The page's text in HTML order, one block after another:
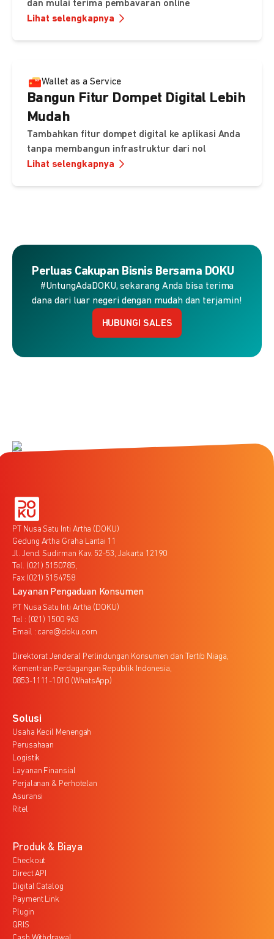
dan mulai terima pembavaran online
Lihat selengkapnya
Wallet as a Service
Bangun Fitur Dompet Digital Lebih
Mudah
Tambahkan fitur dompet digital ke aplikasi Anda
tanpa membangun infrastruktur dari nol
Lihat selengkapnya
Perluas Cakupan Bisnis Bersama DOKU
#UntungAdaDOKU, sekarang Anda bisa terima
dana dari luar negeri dengan mudah dan terjamin!
HUBUNGI SALES
PT Nusa Satu Inti Artha (DOKU)
Gedung Artha Graha Lantai 11
Jl. Jend. Sudirman Kav. 52-53, Jakarta 12190
Tel. (021) 5150785,
Fax (021) 5154758
Layanan Pengaduan Konsumen
PT Nusa Satu Inti Artha (DOKU)
Tel : (021) 1500 963
Email : care@doku.com
Direktorat Jenderal Perlindungan Konsumen dan Tertib Niaga,
Kementrian Perdagangan Republik Indonesia,
0853-1111-1010 (WhatsApp)
Solusi
Usaha Kecil Menengah
Perusahaan
Logistik
Layanan Finansial
Perjalanan & Perhotelan
Asuransi
Ritel
Produk & Biaya
Checkout
Direct API
Digital Catalog
Payment Link
Plugin
QRIS